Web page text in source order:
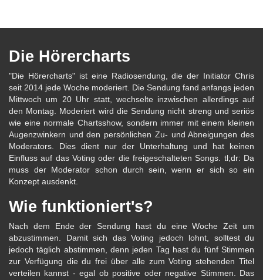
Die Hörercharts
"Die Hörercharts" ist eine Radiosendung, die der Initiator Chris
seit 2014 jede Woche moderiert. Die Sendung fand anfangs jeden
Mittwoch um 20 Uhr statt, wechselte inzwischen allerdings auf
den Montag. Moderiert wird die Sendung nicht streng und seriös
wie eine normale Chartsshow, sondern immer mit einem kleinen
Augenzwinkern und den persönlichen Zu- und Abneigungen des
Moderators. Dies dient nur der Unterhaltung und hat keinen
Einfluss auf das Voting oder die freigeschalteten Songs. tl;dr: Da
muss der Moderator schon durch sein, wenn er sich so ein
Konzept ausdenkt.
Wie funktioniert's?
Nach dem Ende der Sendung hast du eine Woche Zeit um
abzustimmen. Damit sich das Voting jedoch lohnt, solltest du
jedoch täglich abstimmen, denn jeden Tag hast du fünf Stimmen
zur Verfügung die du frei über alle zum Voting stehenden Titel
verteilen kannst - egal ob positive oder negative Stimmen. Das